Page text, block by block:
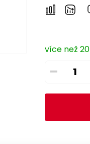
více než
–